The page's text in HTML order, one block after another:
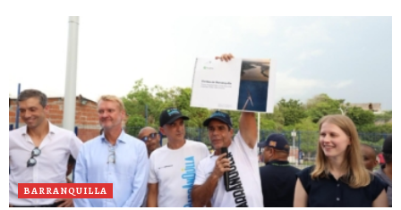
BARRANQUILLA